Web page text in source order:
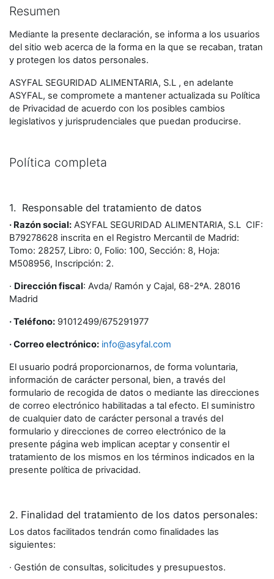
Resumen
Mediante la presente declaración, se informa a los usuarios
del sitio web acerca de la forma en la que se recaban, tratan
y protegen los datos personales.
ASYFAL SEGURIDAD ALIMENTARIA, S.L , en adelante
ASYFAL, se compromete a mantener actualizada su Política
de Privacidad de acuerdo con los posibles cambios
legislativos y jurisprudenciales que puedan producirse.
Política completa
1. Responsable del tratamiento de datos
· Razón social: ASYFAL SEGURIDAD ALIMENTARIA, S.L CIF:
B79278628 inscrita en el Registro Mercantil de Madrid:
Tomo: 28257, Libro: 0, Folio: 100, Sección: 8, Hoja:
M508956, Inscripción: 2.
· Dirección fiscal: Avda/ Ramón y Cajal, 68-2ºA. 28016
Madrid
· Teléfono: 91012499/675291977
· Correo electrónico: info@asyfal.com
El usuario podrá proporcionarnos, de forma voluntaria,
información de carácter personal, bien, a través del
formulario de recogida de datos o mediante las direcciones
de correo electrónico habilitadas a tal efecto. El suministro
de cualquier dato de carácter personal a través del
formulario y direcciones de correo electrónico de la
presente página web implican aceptar y consentir el
tratamiento de los mismos en los términos indicados en la
presente política de privacidad.
2. Finalidad del tratamiento de los datos personales:
Los datos facilitados tendrán como finalidades las
siguientes:
· Gestión de consultas, solicitudes y presupuestos.